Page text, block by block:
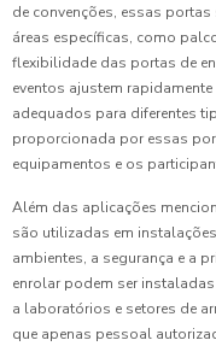
de convenções, essas
áreas específicas, como
flexibilidade das portas de
eventos ajustem
adequados para diferentes
proporcionada por essas
equipamentos e os
Além das aplicações
são utilizadas em
ambientes, a segurança e a
enrolar podem ser
a laboratórios e setores de
que apenas pessoal